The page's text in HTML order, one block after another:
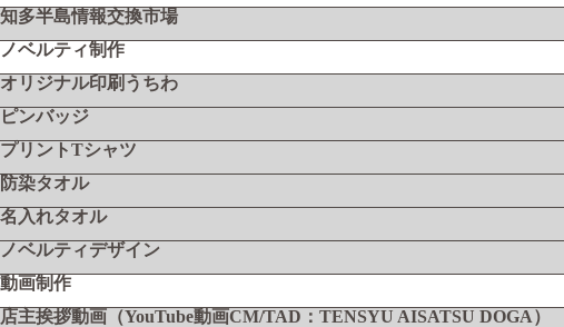
知多半島情報交換市場
ノベルティ制作
オリジナル印刷うちわ
ピンバッジ
プリントTシャツ
防染タオル
名入れタオル
ノベルティデザイン
動画制作
店主挨拶動画（YouTube動画CM/TAD：TENSYU AISATSU DOGA）